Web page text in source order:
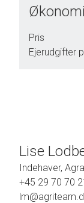
Økonomi
Pris
Ejerudgifter
Lise
Indehaver,
+45 29 70 70